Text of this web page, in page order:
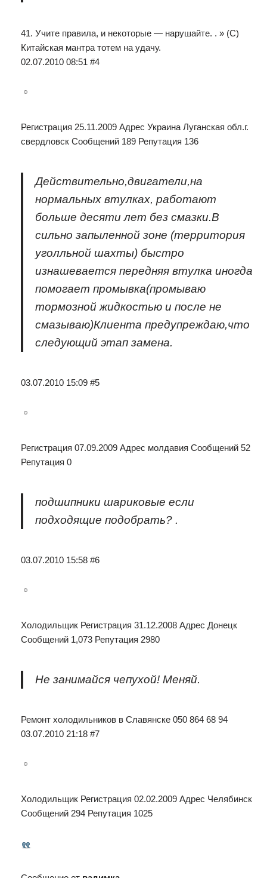
41. Учите правила, и некоторые — нарушайте. . » (С)
Китайская мантра тотем на удачу.
02.07.2010 08:51 #4
Регистрация 25.11.2009 Адрес Украина Луганская обл.г.
свердловск Сообщений 189 Репутация 136
Действительно,двигатели,на
нормальных втулках, работают
больше десяти лет без смазки.В
сильно запыленной зоне (территория
уголльной шахты) быстро
изнашевается передняя втулка иногда
помогает промывка(промываю
тормозной жидкостью и после не
смазываю)Клиента предупреждаю,что
следующий этап замена.
03.07.2010 15:09 #5
Регистрация 07.09.2009 Адрес молдавия Сообщений 52
Репутация 0
подшипники шариковые если
подходящие подобрать? .
03.07.2010 15:58 #6
Холодильщик Регистрация 31.12.2008 Адрес Донецк
Сообщений 1,073 Репутация 2980
Не занимайся чепухой! Меняй.
Ремонт холодильников в Славянске 050 864 68 94
03.07.2010 21:18 #7
Холодильщик Регистрация 02.02.2009 Адрес Челябинск
Сообщений 294 Репутация 1025